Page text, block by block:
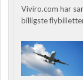
Viviro.com har
billigste